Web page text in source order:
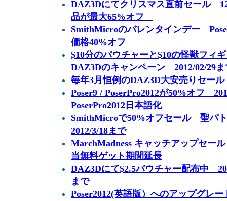
DAZ3Dにてクリスマス直前セール
品が最大65%オフ
SmithMicroのバレンタインデー
価格40%オフ
$10分のバウチャーと$10の怪獣フィ
DAZ3Dのキャンペーン 2012/02/29ま
毎年3月恒例のDAZ3D大安売りセー
Poser9 / PoserPro2012が50%オフ
PoserPro2012日本語化
SmithMicroで50%オフセール 聖パ
2012/3/18まで
MarchMadness キャッチアップセ
当無料ゲット期間延長
DAZ3Dにて$2.5バウチャー配布中
まで
Poser2012(英語版）へのアップグレー